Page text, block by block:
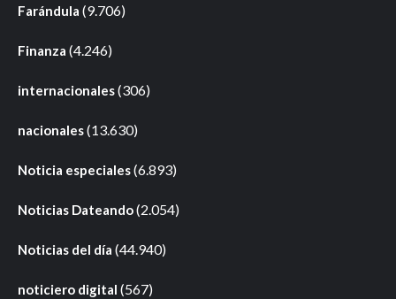
Farándula (9.706)
Finanza (4.246)
internacionales(306)
nacionales(13.630)
Noticia especiales(6.893)
Noticias Dateando(2.054)
Noticias del día (44.940)
noticiero digital (567)